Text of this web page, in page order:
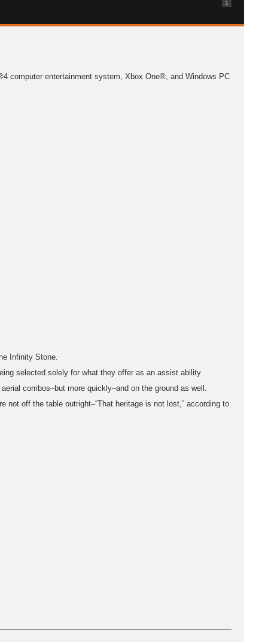
1
computer entertainment system, Xbox One®, and Windows PC
Infinity Stone.
selected solely for what they offer as an assist ability
combos–but more quickly–and on the ground as well.
off the table outright–“That heritage is not lost,” according to